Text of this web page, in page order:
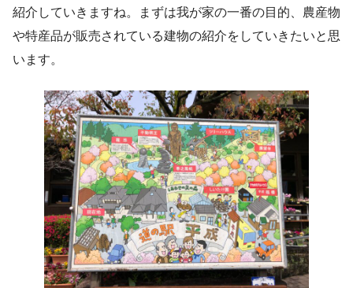
紹介していきますね。まずは我が家の一番の目的、農産物
や特産品が販売されている建物の紹介をしていきたいと思
います。